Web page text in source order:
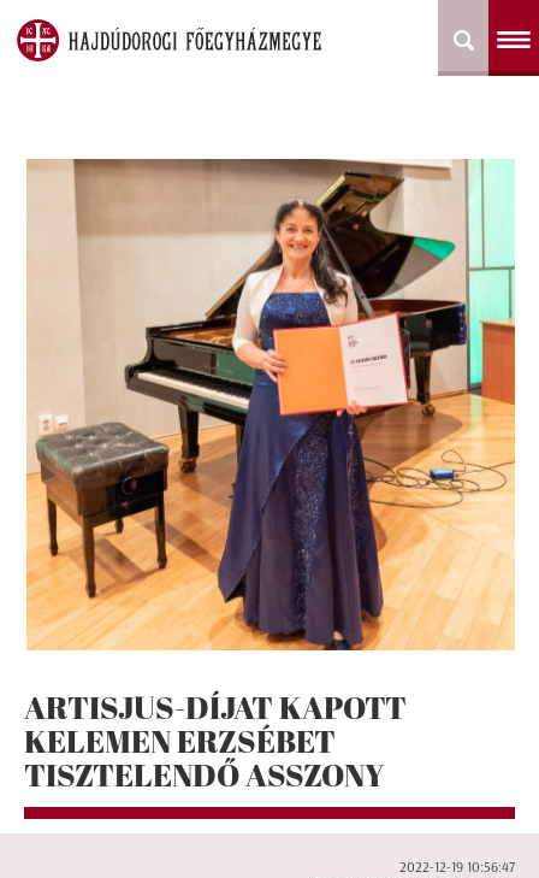
ARTISJUS-DÍJAT KAPOTT
KELEMEN ERZSÉBET
TISZTELENDŐ ASSZONY
2022-12-19 10:56:47